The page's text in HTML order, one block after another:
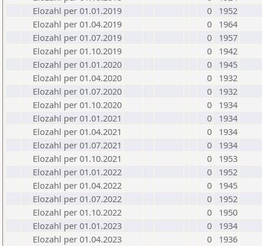
Elozahl per 01.01.2019
0
1952
Elozahl per 01.04.2019
0
1964
Elozahl per 01.07.2019
0
1957
Elozahl per 01.10.2019
0
1942
Elozahl per 01.01.2020
0
1945
Elozahl per 01.04.2020
0
1932
Elozahl per 01.07.2020
0
1932
Elozahl per 01.10.2020
0
1934
Elozahl per 01.01.2021
0
1934
Elozahl per 01.04.2021
0
1934
Elozahl per 01.07.2021
0
1934
Elozahl per 01.10.2021
0
1953
Elozahl per 01.01.2022
0
1952
Elozahl per 01.04.2022
0
1945
Elozahl per 01.07.2022
0
1952
Elozahl per 01.10.2022
0
1950
Elozahl per 01.01.2023
0
1934
Elozahl per 01.04.2023
0
1936